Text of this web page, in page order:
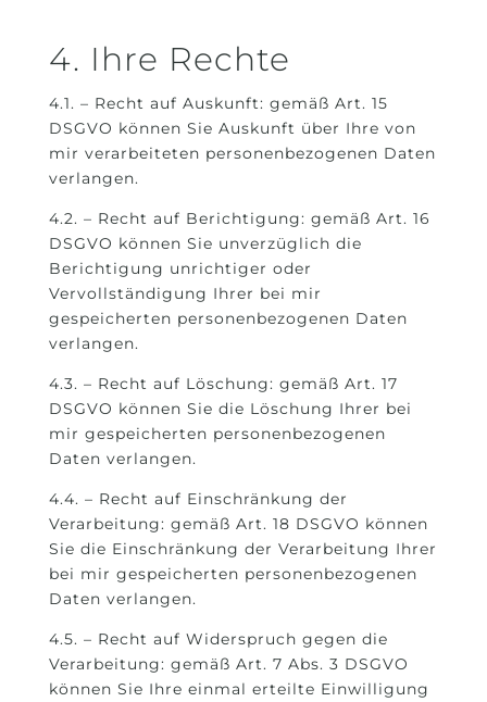
4. Ihre Rechte
4.1. – Recht auf Auskunft: gemäß Art. 15
DSGVO können Sie Auskunft über Ihre von
mir verarbeiteten personenbezogenen Daten
verlangen.
4.2. – Recht auf Berichtigung: gemäß Art. 16
DSGVO können Sie unverzüglich die
Berichtigung unrichtiger oder
Vervollständigung Ihrer bei mir
gespeicherten personenbezogenen Daten
verlangen.
4.3. – Recht auf Löschung: gemäß Art. 17
DSGVO können Sie die Löschung Ihrer bei
mir gespeicherten personenbezogenen
Daten verlangen.
4.4. – Recht auf Einschränkung der
Verarbeitung: gemäß Art. 18 DSGVO können
Sie die Einschränkung der Verarbeitung Ihrer
bei mir gespeicherten personenbezogenen
Daten verlangen.
4.5. – Recht auf Widerspruch gegen die
Verarbeitung: gemäß Art. 7 Abs. 3 DSGVO
können Sie Ihre einmal erteilte Einwilligung